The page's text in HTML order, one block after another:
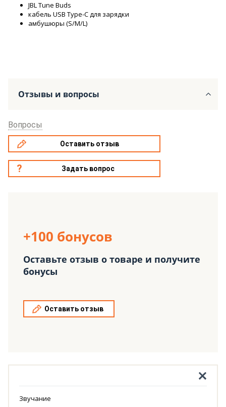
JBL Tune Buds
кабель USB Type-C для зарядки
амбушюры (S/M/L)
Отзывы и вопросы
Вопросы
Оставить отзыв
Задать вопрос
+100 бонусов
Оставьте отзыв о товаре и получите
бонусы
Оставить отзыв
Звучание